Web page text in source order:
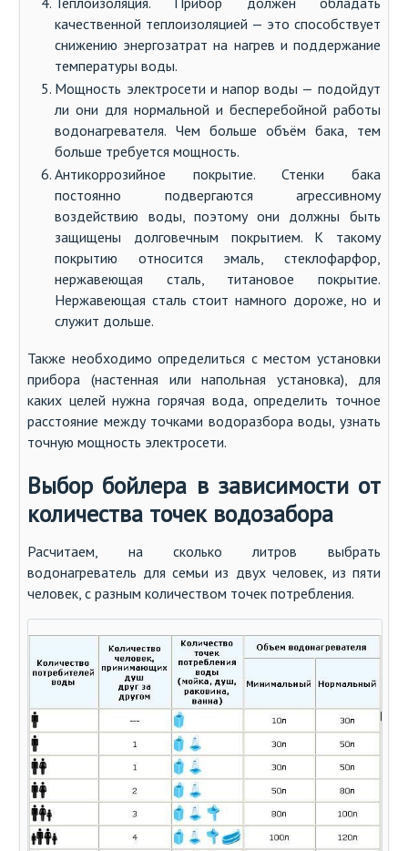
качественной теплоизоляцией — это способствует
снижению энергозатрат на нагрев и поддержание
температуры воды.
Мощность электросети и напор воды — подойдут
ли они для нормальной и бесперебойной работы
водонагревателя. Чем больше объём бака, тем
больше требуется мощность.
Антикоррозийное покрытие. Стенки бака
постоянно подвергаются агрессивному
воздействию воды, поэтому они должны быть
защищены долговечным покрытием. К такому
покрытию относится эмаль, стеклофарфор,
нержавеющая сталь, титановое покрытие.
Нержавеющая сталь стоит намного дороже, но и
служит дольше.
Также необходимо определиться с местом установки
прибора (настенная или напольная установка), для
каких целей нужна горячая вода, определить точное
расстояние между точками водоразбора воды, узнать
точную мощность электросети.
Выбор бойлера в зависимости от
количества точек водозабора
Расчитаем, на сколько литров выбрать
водонагреватель для семьи из двух человек, из пяти
человек, с разным количеством точек потребления.